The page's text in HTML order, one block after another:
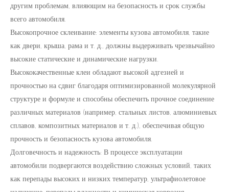
другим проблемам, влияющим на безопасность и срок службы
всего автомобиля.
Высокопрочное склеивание: элементы кузова автомобиля, такие
как двери, крыша, рама и т. д., должны выдерживать чрезвычайно
высокие статические и динамические нагрузки.
Высококачественные клеи обладают высокой адгезией и
прочностью на сдвиг благодаря оптимизированной молекулярной
структуре и формуле и способны обеспечить прочное соединение
различных материалов (например, стальных листов, алюминиевых
сплавов, композитных материалов и т. д.), обеспечивая общую
прочность и безопасность кузова автомобиля.
Долговечность и надежность: В процессе эксплуатации
автомобили подвергаются воздействию сложных условий, таких
как перепады высоких и низких температур, ультрафиолетовое